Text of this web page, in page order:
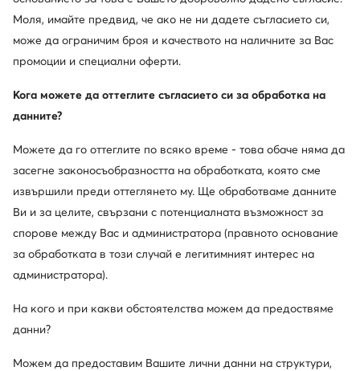
Моля, имайте предвид, че ако не ни дадете съгласието си,
може да ограничим броя и качеството на наличните за Вас
промоции и специални оферти.
Кога можете да оттеглите съгласието си за обработка на
данните?
Можете да го оттеглите по всяко време - това обаче няма да
засегне законосъобразността на обработката, която сме
извършили преди оттеглянето му. Ще обработваме данните
Ви и за целите, свързани с потенциалната възможност за
спорове между Вас и администратора (правното основание
за обработката в този случай е легитимният интерес на
администратора).
На кого и при какви обстоятелства можем да предоствяме
данни?
Можем да предоставим Вашите лични данни на структури,